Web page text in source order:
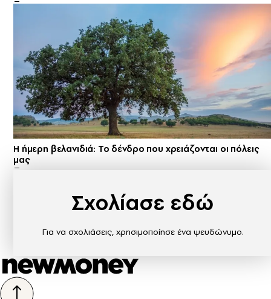
Η ήμερη βελανιδιά: Το δένδρο που χρειάζονται οι πόλεις
μας
Σχολίασε εδώ
Για να σχολιάσεις, χρησιμοποίησε ένα ψευδώνυμο.